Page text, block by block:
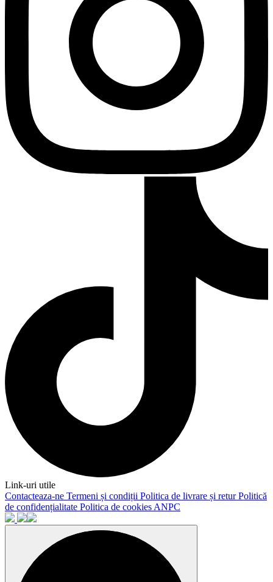
Link-uri utile
Contacteaza-ne Termeni și condiții Politica de livrare și returPolitică
de confidențialitate Politica de cookies ANPC